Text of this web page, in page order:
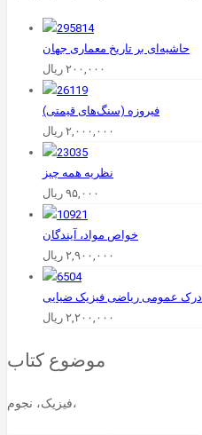
حاشیه‌ای بر تاریخ معماری جهان
۲۰۰,۰۰۰ ریال
فیروزه (سنگ‌های قیمتی)
۲,۰۰۰,۰۰۰ ریال
نظریه همه چیز
۹۵,۰۰۰ ریال
خواص مواد، آیندگان
۲,۹۰۰,۰۰۰ ریال
درک عمومی ریاضی فیزیک ضیایی
۲,۲۰۰,۰۰۰ ریال
موضوع کتاب
فیزیک، نجوم،